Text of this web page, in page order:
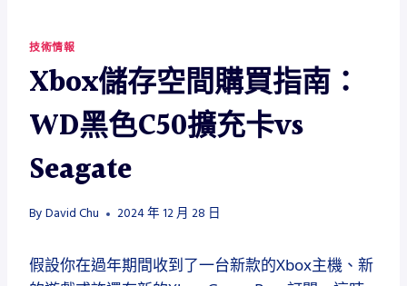
技術情報
Xbox儲存空間購買指南：
WD黑色C50擴充卡vs
Seagate
By David Chu 2024 年 12 月 28 日
假設你在過年期間收到了一台新款的Xbox主機、新